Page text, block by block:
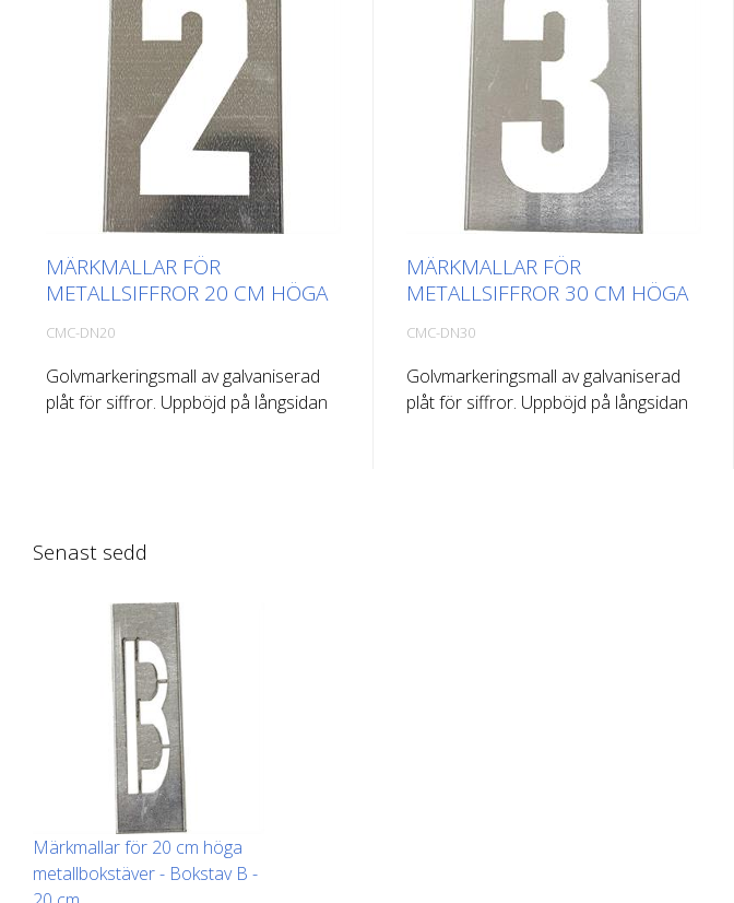
MÄRKMALLAR FÖR
METALLSIFFROR 20 CM HÖGA
CMC-DN20
Golvmarkeringsmall av galvaniserad
plåt för siffror. Uppböjd på långsidan
MÄRKMALLAR FÖR
METALLSIFFROR 30 CM HÖGA
CMC-DN30
Golvmarkeringsmall av galvaniserad
plåt för siffror. Uppböjd på långsidan
Senast sedd
Märkmallar för 20 cm höga
metallbokstäver - Bokstav B -